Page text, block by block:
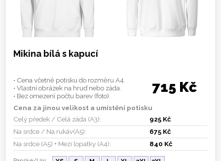
Mikina bílá s kapucí
• Cena včetně potisku do rozměru A4.
• Vlastní obrázek na hruď nebo záda.
• Bez omezení počtu barev (foto).
715 Kč
Cena za jinou velikost a umístění potisku
Celý předek / Celá záda (A3):
925 Kč
Na srdce / Na rukáv(A5):
675 Kč
Na srdce (A5) + Mezi lopatky (A4):
840 Kč